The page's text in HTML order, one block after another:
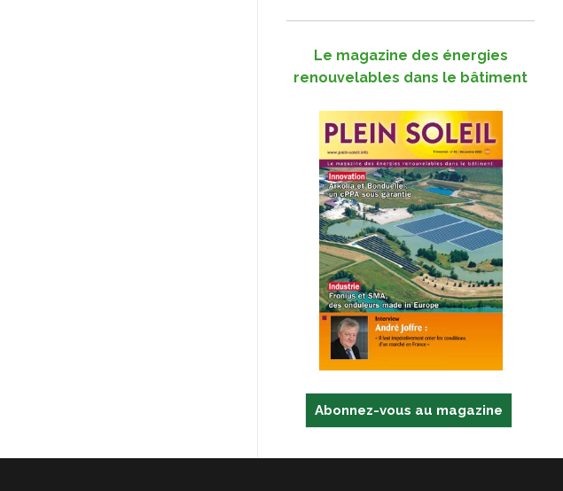
Le magazine des énergies
renouvelables dans le bâtiment
Abonnez-vous au magazine